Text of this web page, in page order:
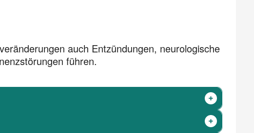
auch Entzündungen, neurologische
führen.